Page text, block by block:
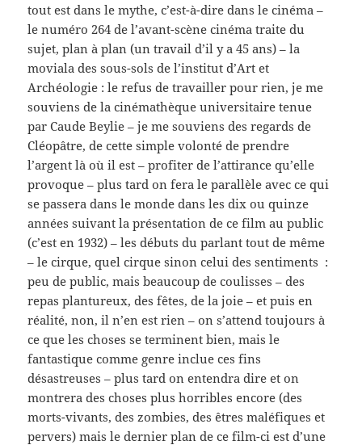
tout est dans le mythe, c’est-à-dire dans le cinéma –
le numéro 264 de l’avant-scène cinéma traite du
sujet, plan à plan (un travail d’il y a 45 ans) – la
moviala des sous-sols de l’institut d’Art et
Archéologie : le refus de travailler pour rien, je me
souviens de la cinémathèque universitaire tenue
par Caude Beylie – je me souviens des regards de
Cléopâtre, de cette simple volonté de prendre
l’argent là où il est – profiter de l’attirance qu’elle
provoque – plus tard on fera le parallèle avec ce qui
se passera dans le monde dans les dix ou quinze
années suivant la présentation de ce film au public
(c’est en 1932) – les débuts du parlant tout de même
– le cirque, quel cirque sinon celui des sentiments :
peu de public, mais beaucoup de coulisses – des
repas plantureux, des fêtes, de la joie – et puis en
réalité, non, il n’en est rien – on s’attend toujours à
ce que les choses se terminent bien, mais le
fantastique comme genre inclue ces fins
désastreuses – plus tard on entendra dire et on
montrera des choses plus horribles encore (des
morts-vivants, des zombies, des êtres maléfiques et
pervers) mais le dernier plan de ce film-ci est d’une